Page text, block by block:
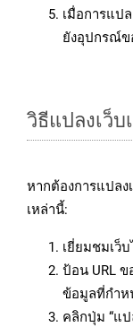
เมื่อการแป
ยังอุปกรณ์
วิธีแปลงเว็
หากต้องการแปลง
เหล่านี้:
เยี่ยมชมเว็
ป้อน URL
ข้อมูลที่กำห
คลิกปุ่ม “แป